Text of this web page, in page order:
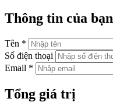
Thông tin của bạn
Tên *
Số điện thoại
Email *
Tổng giá trị